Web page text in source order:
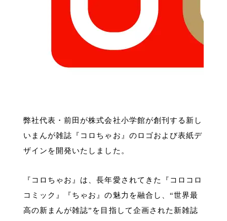
弊社代表・前田が株式会社小学館が創刊する新し
いまんが雑誌『コロちゃお』のロゴおよび表紙デ
ザインを開発いたしました。
『コロちゃお』は、長年愛されてきた『コロコロ
コミック』『ちゃお』の魅力を融合し、“世界最
高の新まんが雑誌”を目指して企画された新雑誌